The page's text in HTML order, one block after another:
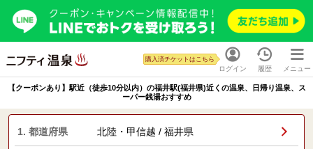
ログイン
購入済チケットはこちら
履歴 メニュー
【クーポンあり】駅近（徒歩10分以内）の福井駅(福井県)近くの温泉、日帰り温泉、ス
ーパー銭湯おすすめ
1. 都道府県 北陸・甲信越 / 福井県